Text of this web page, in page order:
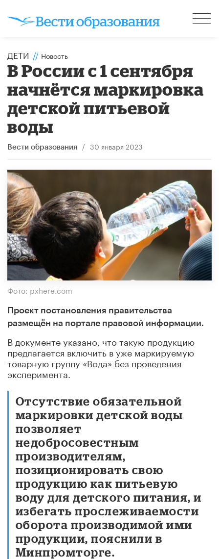
ДЕТИ // Новость
В России с 1 сентября
начнётся маркировка
детской питьевой
воды
Вести образования / 30 января 2023
Фото: pxhere.com
Проект постановления правительства
размещён на портале правовой информации.
В документе указано, что такую продукцию
предлагается включить в уже маркируемую
товарную группу «Вода» без проведения
эксперимента.
Отсутствие обязательной
маркировки детской воды
позволяет
недобросовестным
производителям,
позиционировать свою
продукцию как питьевую
воду для детского питания, и
избегать прослеживаемости
оборота производимой ими
продукции, пояснили в
Минпромторге.